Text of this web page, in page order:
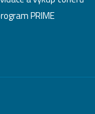
PRIME